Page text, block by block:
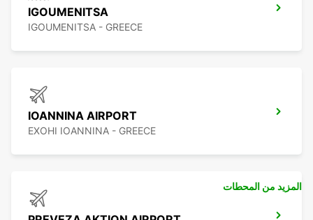
IGOUMENITSA
IGOUMENITSA - GREECE
IOANNINA AIRPORT
EXOHI IOANNINA - GREECE
المزيد من المحطات